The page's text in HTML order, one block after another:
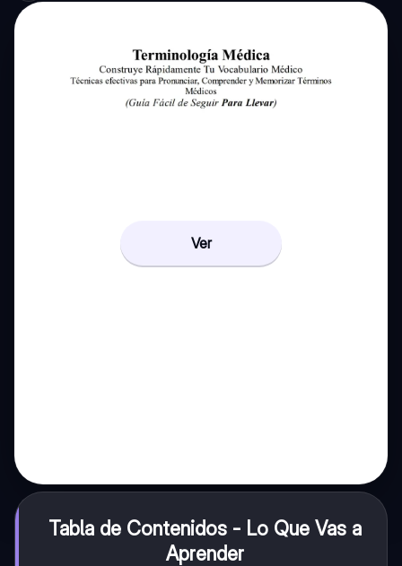
Ver
Tabla de Contenidos - Lo Que Vas a
Aprender